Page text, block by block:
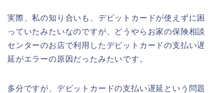
実際、私の知り合いも、デビットカードが使えずに困
っていたみたいなのですが、どうやらお家の保険相談
センターのお店で利用したデビットカードの支払い遅
延がエラーの原因だったみたいです。
多分ですが、デビットカードの支払い遅延という問題